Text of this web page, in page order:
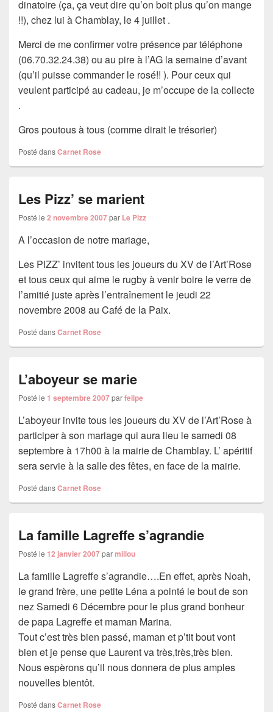
dinatoire (ça, ça veut dire qu’on boit plus qu’on mange
!!), chez lui à Chamblay, le 4 juillet .
Merci de me confirmer votre présence par téléphone
(06.70.32.24.38) ou au pire à l’AG la semaine d’avant
(qu’il puisse commander le rosé!! ). Pour ceux qui
veulent participé au cadeau, je m’occupe de la collecte
.
Gros poutous à tous (comme dirait le trésorier)
Posté dansCarnet Rose
Les Pizz’ se marient
Posté le 2 novembre 2007par Le Pizz
A l’occasion de notre mariage,
Les PIZZ’ invitent tous les joueurs du XV de l’Art’Rose
et tous ceux qui aime le rugby à venir boire le verre de
l’amitié juste après l’entraînement le jeudi 22
novembre 2008 au Café de la Paix.
Posté dansCarnet Rose
L’aboyeur se marie
Posté le 1 septembre 2007parfelipe
L’aboyeur invite tous les joueurs du XV de l’Art’Rose à
participer à son mariage qui aura lieu le samedi 08
septembre à 17h00 à la mairie de Chamblay. L’ apéritif
sera servie à la salle des fêtes, en face de la mairie.
Posté dansCarnet Rose
La famille Lagreffe s’agrandie
Posté le 12 janvier 2007parmillou
La famille Lagreffe s’agrandie….En effet, après Noah,
le grand frère, une petite Léna a pointé le bout de son
nez Samedi 6 Décembre pour le plus grand bonheur
de papa Lagreffe et maman Marina.
Tout c’est très bien passé, maman et p’tit bout vont
bien et je pense que Laurent va très,très,très bien.
Nous espèrons qu’il nous donnera de plus amples
nouvelles bientôt.
Posté dansCarnet Rose